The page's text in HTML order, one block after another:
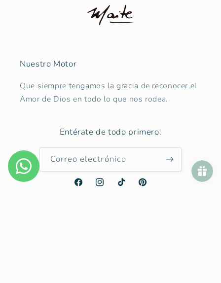
Nuestro Motor
Que siempre tengamos la gracia de reconocer el
Amor de Dios en todo lo que nos rodea.
Entérate de todo primero:
Correo electrónico
FacebookInstagramTikTok Pinterest